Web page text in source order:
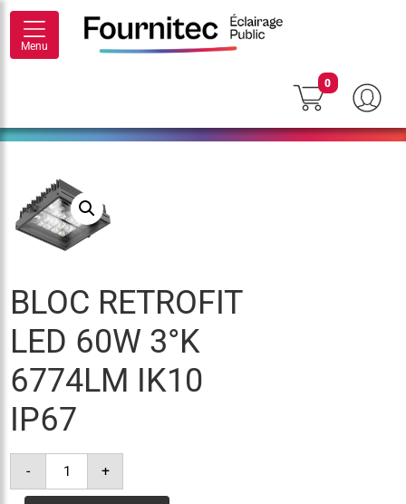
Menu
0
BLOC RETROFIT
LED 60W 3°K
6774LM IK10
IP67
-
quantité
bloc
+